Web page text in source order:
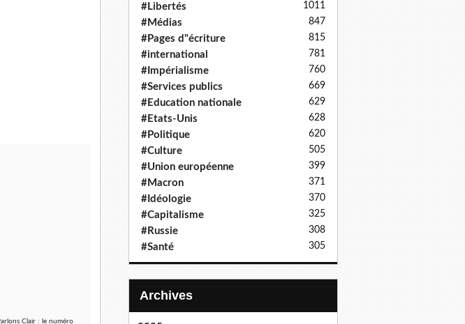
#Libertés 1011
#Médias 847
#Pages d"écriture 815
#international 781
#Impérialisme 760
#Services publics 669
#Education nationale 629
#Etats-Unis 628
#Politique 620
#Culture 505
#Union européenne 399
#Macron 371
#Idéologie 370
#Capitalisme 325
#Russie 308
#Santé 305
Archives